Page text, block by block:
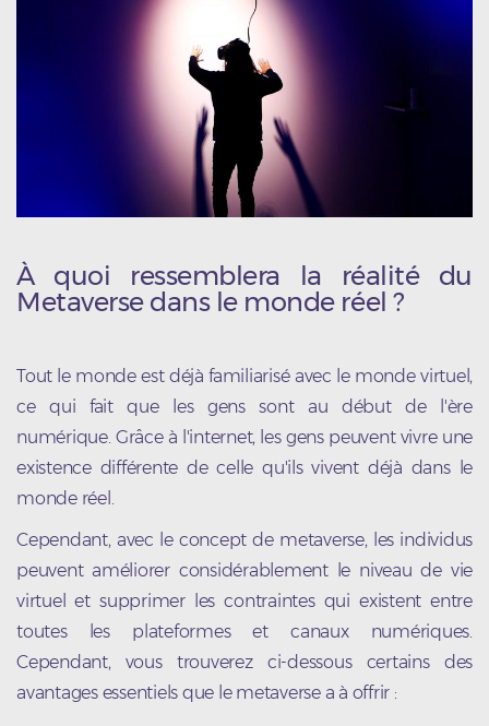
À quoi ressemblera la réalité du
Metaverse dans le monde réel ?
Tout le monde est déjà familiarisé avec le monde virtuel,
ce qui fait que les gens sont au début de l'ère
numérique. Grâce à l'internet, les gens peuvent vivre une
existence différente de celle qu'ils vivent déjà dans le
monde réel.
Cependant, avec le concept de metaverse, les individus
peuvent améliorer considérablement le niveau de vie
virtuel et supprimer les contraintes qui existent entre
toutes les plateformes et canaux numériques.
Cependant, vous trouverez ci-dessous certains des
avantages essentiels que le metaverse a à offrir :